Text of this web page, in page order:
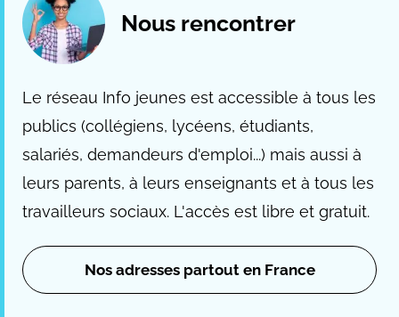
Nous rencontrer
Le réseau Info jeunes est accessible à tous les
publics (collégiens, lycéens, étudiants,
salariés, demandeurs d'emploi...) mais aussi à
leurs parents, à leurs enseignants et à tous les
travailleurs sociaux. L'accès est libre et gratuit.
Nos adresses partout en France